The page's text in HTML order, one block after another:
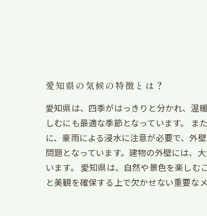
愛知県の気候の特徴とは？
愛知県は、四季がはっきりと分かれ、温
しむにも最適な季節となっています。
に、豪雨による浸水に注意が必要で、外
問題となっています。建物の外壁には、
います。 愛知県は、自然や景色を楽し
と美観を確保する上で欠かせない重要な